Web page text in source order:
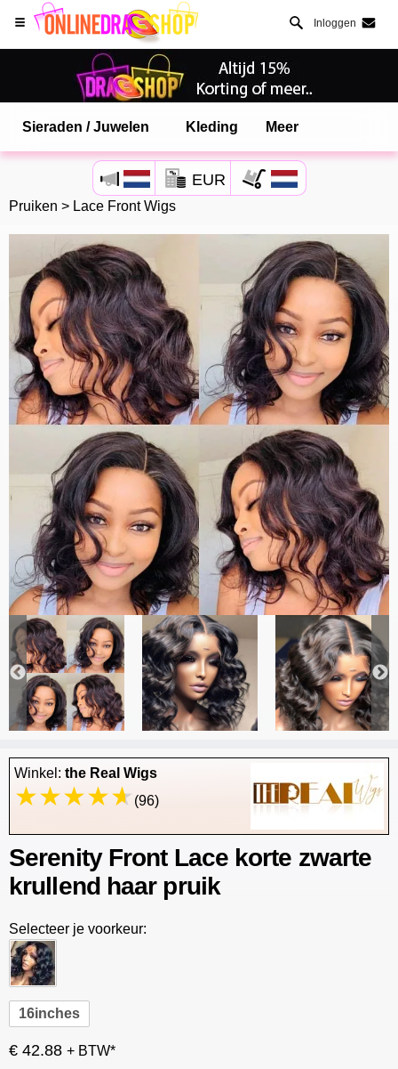
Inloggen
Sieraden / Juwelen Kleding Meer
EUR
Pruiken > Lace Front Wigs
Winkel: the Real Wigs
(96)
Serenity Front Lace korte zwarte
krullend haar pruik
Selecteer je voorkeur:
16inches
€ 42.88 + BTW*
Open Safari menu.
of klik de safari knop zoals hiernaast getoont
en klik TOEVOEGEN AAN BUREAUBLAD
onlinedragshop is nu geinstalleeerd als APP